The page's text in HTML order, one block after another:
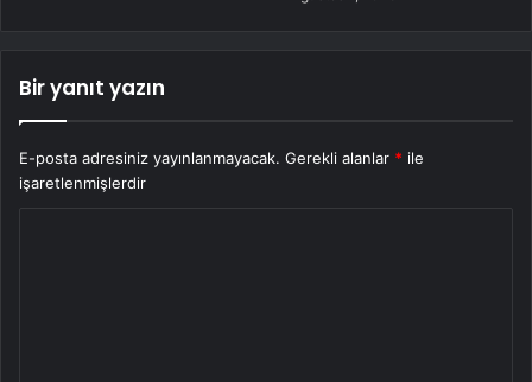
Bir yanıt yazın
E-posta adresiniz yayınlanmayacak. Gerekli alanlar * ile
işaretlenmişlerdir